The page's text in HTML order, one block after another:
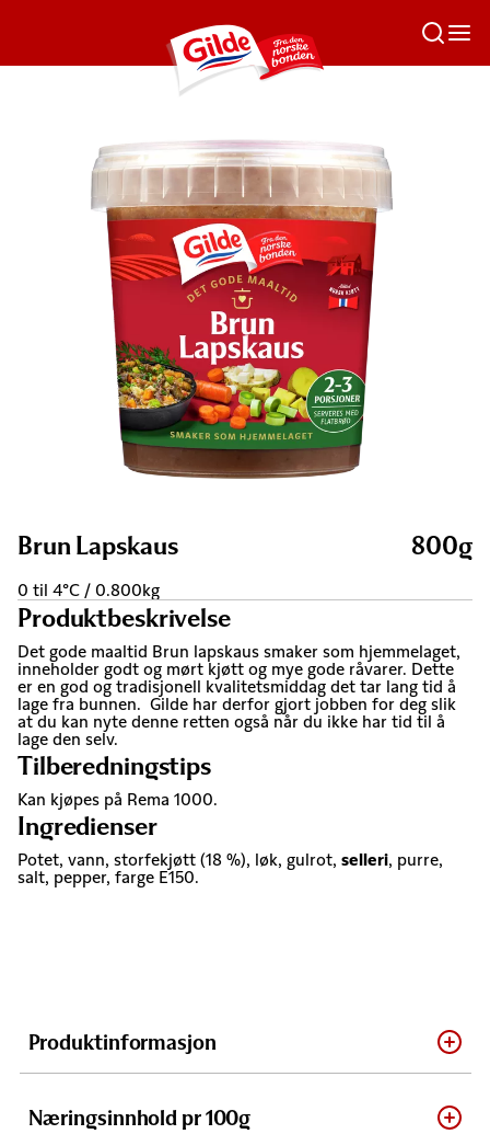
Brun Lapskaus 800g
0 til 4°C / 0.800kg
Produktbeskrivelse
Det gode maaltid Brun lapskaus smaker som hjemmelaget,
inneholder godt og mørt kjøtt og mye gode råvarer. Dette
er en god og tradisjonell kvalitetsmiddag det tar lang tid å
lage fra bunnen. Gilde har derfor gjort jobben for deg slik
at du kan nyte denne retten også når du ikke har tid til å
lage den selv.
Tilberedningstips
Kan kjøpes på Rema 1000.
Ingredienser
Potet, vann, storfekjøtt (18 %), løk, gulrot, selleri, purre,
salt, pepper, farge E150.
Produktinformasjon
Næringsinnhold pr 100g